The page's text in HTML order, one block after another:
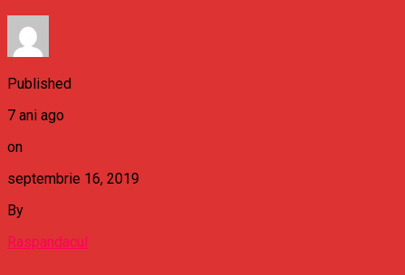
Published
7 ani ago
on
septembrie 16, 2019
By
Raspandacul